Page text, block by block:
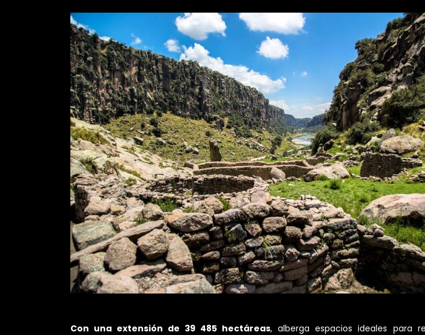
Con una extensión de 39 485 hectáreas, alberga espacios ideales para